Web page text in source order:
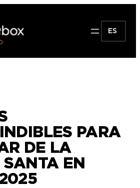
ES
PARA
DE LA
EN